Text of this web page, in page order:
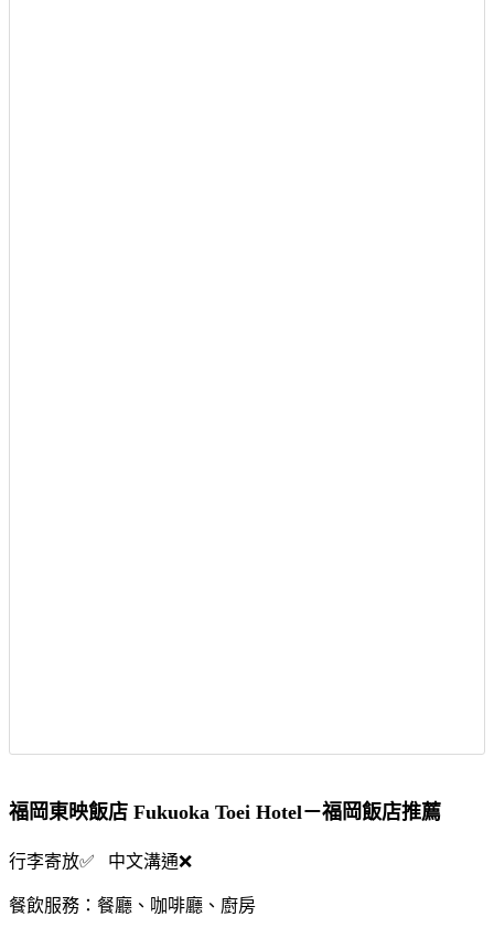
福岡東映飯店 Fukuoka Toei Hotel－福岡飯店推薦
行李寄放✅ 中文溝通❌
餐飲服務：餐廳、咖啡廳、廚房